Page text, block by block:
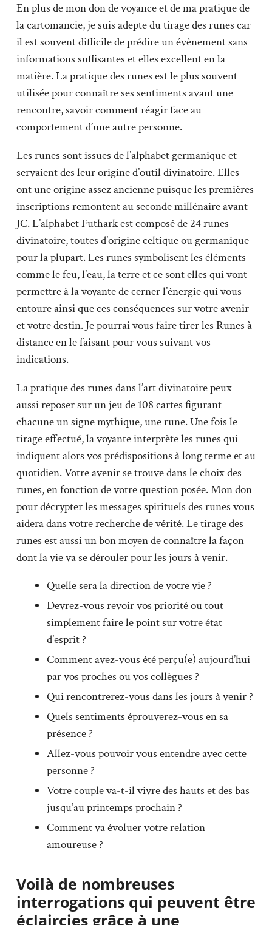
En plus de mon don de voyance et de ma pratique de
la cartomancie, je suis adepte du tirage des runes car
il est souvent difficile de prédire un évènement sans
informations suffisantes et elles excellent en la
matière. La pratique des runes est le plus souvent
utilisée pour connaître ses sentiments avant une
rencontre, savoir comment réagir face au
comportement d’une autre personne.
Les runes sont issues de l’alphabet germanique et
servaient des leur origine d’outil divinatoire. Elles
ont une origine assez ancienne puisque les premières
inscriptions remontent au seconde millénaire avant
JC. L’alphabet Futhark est composé de 24 runes
divinatoire, toutes d’origine celtique ou germanique
pour la plupart. Les runes symbolisent les éléments
comme le feu, l’eau, la terre et ce sont elles qui vont
permettre à la voyante de cerner l’énergie qui vous
entoure ainsi que ces conséquences sur votre avenir
et votre destin. Je pourrai vous faire tirer les Runes à
distance en le faisant pour vous suivant vos
indications.
La pratique des runes dans l’art divinatoire peux
aussi reposer sur un jeu de 108 cartes figurant
chacune un signe mythique, une rune. Une fois le
tirage effectué, la voyante interprète les runes qui
indiquent alors vos prédispositions à long terme et au
quotidien. Votre avenir se trouve dans le choix des
runes, en fonction de votre question posée. Mon don
pour décrypter les messages spirituels des runes vous
aidera dans votre recherche de vérité. Le tirage des
runes est aussi un bon moyen de connaître la façon
dont la vie va se dérouler pour les jours à venir.
Quelle sera la direction de votre vie ?
Devrez-vous revoir vos priorité ou tout
simplement faire le point sur votre état
d’esprit ?
Comment avez-vous été perçu(e) aujourd’hui
par vos proches ou vos collègues ?
Qui rencontrerez-vous dans les jours à venir ?
Quels sentiments éprouverez-vous en sa
présence ?
Allez-vous pouvoir vous entendre avec cette
personne ?
Votre couple va-t-il vivre des hauts et des bas
jusqu’au printemps prochain ?
Comment va évoluer votre relation
amoureuse ?
Voilà de nombreuses
interrogations qui peuvent être
éclaircies grâce à une